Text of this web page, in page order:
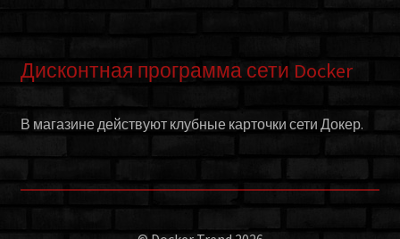
Дисконтная программа сети Docker
В магазине действуют клубные карточки сети Докер.